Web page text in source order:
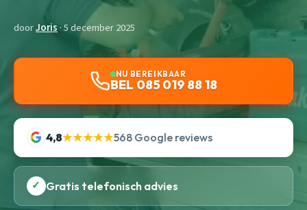
doorJoris· 5 december 2025
NU BEREIKBAAR
BEL 085 019 88 18
4,8★★★★★568 Google reviews
✓ Gratis telefonisch advies